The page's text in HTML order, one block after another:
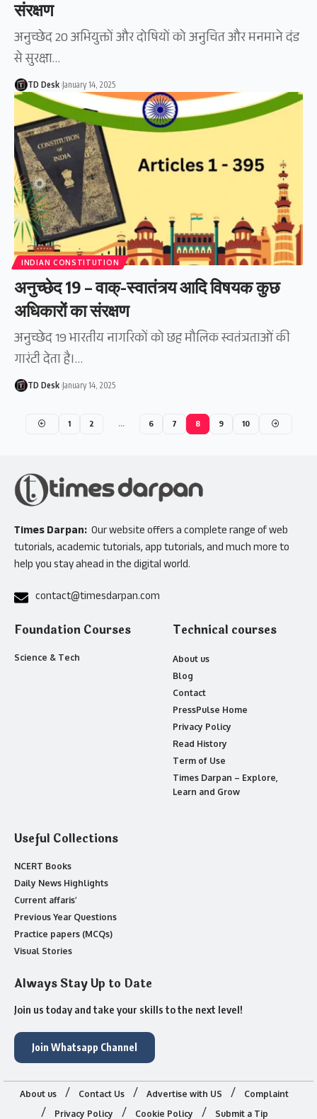
संरक्षण
अनुच्छेद 20 अभियुक्तों और दोषियों को अनुचित और मनमाने दंड
से सुरक्षा…
TD Desk January 14, 2025
INDIAN CONSTITUTION
अनुच्छेद 19 – वाक्‌-स्वातंत्र्य आदि विषयक कुछ
अधिकारों का संरक्षण
अनुच्छेद 19 भारतीय नागरिकों को छह मौलिक स्वतंत्रताओं की
गारंटी देता है।…
TD Desk January 14, 2025
1 2 … 6 7 8 9 10
Times Darpan: Our website offers a complete range of web
tutorials, academic tutorials, app tutorials, and much more to
help you stay ahead in the digital world.
contact@timesdarpan.com
Foundation Courses
Science & Tech
Technical courses
About us
Blog
Contact
PressPulse Home
Privacy Policy
Read History
Term of Use
Times Darpan – Explore,
Learn and Grow
Useful Collections
NCERT Books
Daily News Highlights
Current affaris’
Previous Year Questions
Practice papers (MCQs)
Visual Stories
Always Stay Up to Date
Join us today and take your skills to the next level!
Join Whatsapp Channel
About us Contact Us Advertise with US
Complaint
Privacy Policy
Cookie Policy Submit a Tip